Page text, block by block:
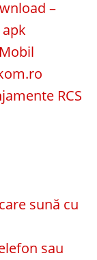
–
RCS
sună cu
sau